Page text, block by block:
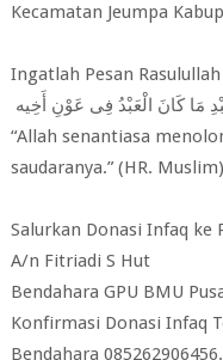
Kecamatan Jeumpa
Ingatlah Pesan Rasulullah
مَا كَانَ الْعَبْدُ فِى عَوْنِ أَخِيه
“Allah senantiasa
saudaranya.” (HR.
Salurkan Donasi Infaq ke
A/n Fitriadi S Hut
Bendahara GPU BMU
Konfirmasi Donasi Infaq
Bendahara 085262906456.